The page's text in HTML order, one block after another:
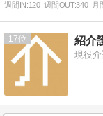
週間IN:120 週間OUT:340 月
17 紹介
現役